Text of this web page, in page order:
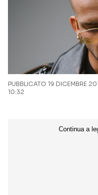
PUBBLICATO 19 DICEMBRE
10:32